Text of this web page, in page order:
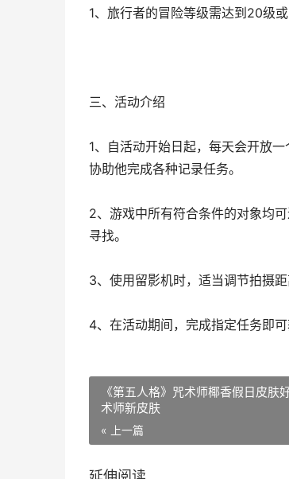
1、旅行者的冒险等级需达到20级
三、活动介绍
1、自活动开始日起，每天会开放
协助他完成各种记录任务。
2、游戏中所有符合条件的对象均
寻找。
3、使用留影机时，适当调节拍摄
4、在活动期间，完成指定任务即可
《第五人格》咒术师椰香假日皮肤
术师新皮肤
« 上一篇